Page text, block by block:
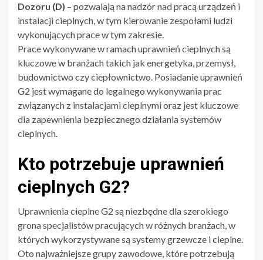
Dozoru (D) – pozwalają na nadzór nad pracą urządzeń i
instalacji cieplnych, w tym kierowanie zespołami ludzi
wykonujących prace w tym zakresie.
Prace wykonywane w ramach uprawnień cieplnych są
kluczowe w branżach takich jak energetyka, przemysł,
budownictwo czy ciepłownictwo. Posiadanie uprawnień
G2 jest wymagane do legalnego wykonywania prac
związanych z instalacjami cieplnymi oraz jest kluczowe
dla zapewnienia bezpiecznego działania systemów
cieplnych.
Kto potrzebuje uprawnień
cieplnych G2?
Uprawnienia cieplne G2 są niezbędne dla szerokiego
grona specjalistów pracujących w różnych branżach, w
których wykorzystywane są systemy grzewcze i cieplne.
Oto najważniejsze grupy zawodowe, które potrzebują